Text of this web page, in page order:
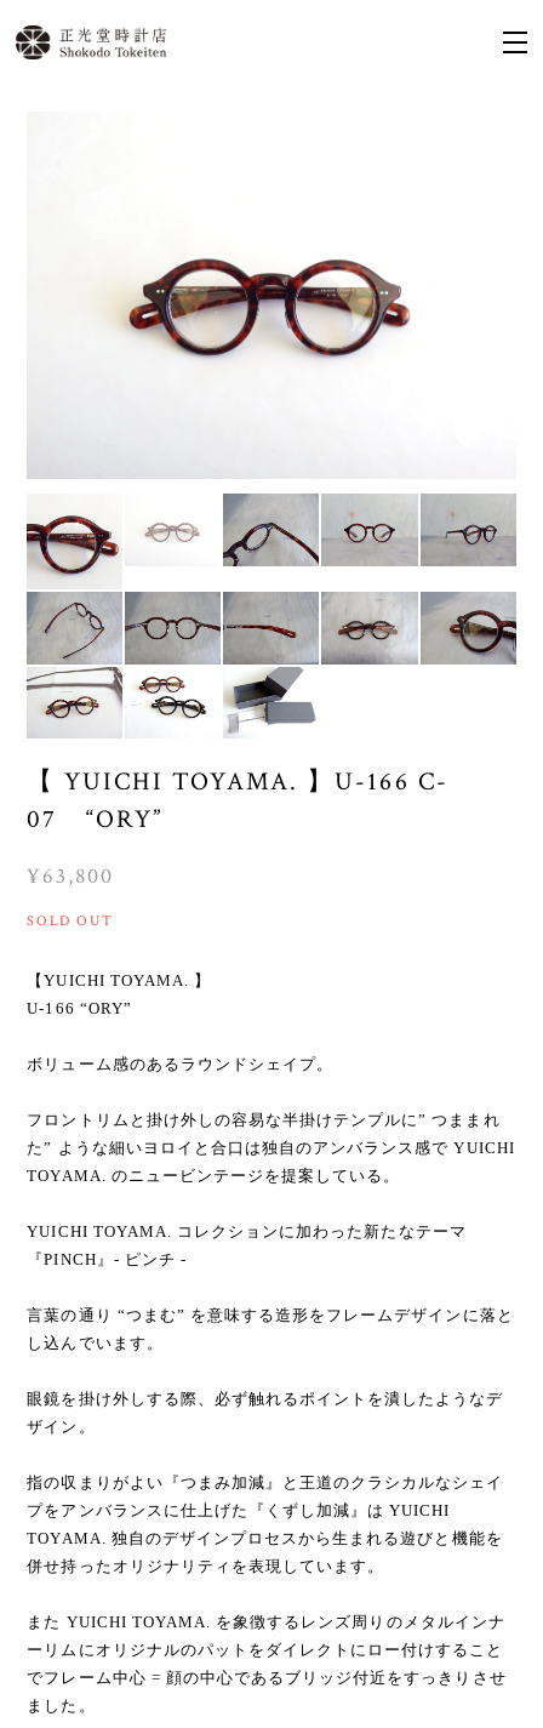
【 YUICHI TOYAMA. 】U-166 C-
07 “ORY”
¥63,800
SOLD OUT
【YUICHI TOYAMA. 】
U-166 “ORY”
ボリューム感のあるラウンドシェイプ。
フロントリムと掛け外しの容易な半掛けテンプルに” つままれ
た” ような細いヨロイと合口は独自のアンバランス感で YUICHI
TOYAMA. のニュービンテージを提案している。
YUICHI TOYAMA. コレクションに加わった新たなテーマ
『PINCH』- ピンチ -
言葉の通り “つまむ” を意味する造形をフレームデザインに落と
し込んでいます。
眼鏡を掛け外しする際、必ず触れるポイントを潰したようなデ
ザイン。
指の収まりがよい『つまみ加減』と王道のクラシカルなシェイ
プをアンバランスに仕上げた『くずし加減』は YUICHI
TOYAMA. 独自のデザインプロセスから生まれる遊びと機能を
併せ持ったオリジナリティを表現しています。
また YUICHI TOYAMA. を象徴するレンズ周りのメタルインナ
ーリムにオリジナルのパットをダイレクトにロー付けすること
でフレーム中心 = 顔の中心であるブリッジ付近をすっきりさせ
ました。